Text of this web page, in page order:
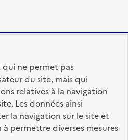
qui ne permet pas
du site, mais qui
relatives à la navigation
Les données ainsi
la navigation sur le site et
permettre diverses mesures
legifrance.gouv.fr